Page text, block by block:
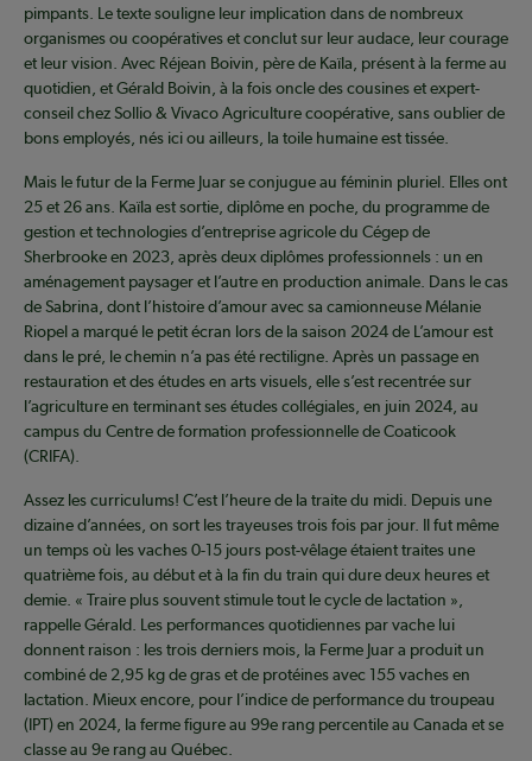
pimpants. Le texte souligne leur implication dans de nombreux
organismes ou coopératives et conclut sur leur audace, leur courage
et leur vision. Avec Réjean Boivin, père de Kaïla, présent à la ferme au
quotidien, et Gérald Boivin, à la fois oncle des cousines et expert-
conseil chez Sollio & Vivaco Agriculture coopérative, sans oublier de
bons employés, nés ici ou ailleurs, la toile humaine est tissée.
Mais le futur de la Ferme Juar se conjugue au féminin pluriel. Elles ont
25 et 26 ans. Kaïla est sortie, diplôme en poche, du programme de
gestion et technologies d’entreprise agricole du Cégep de
Sherbrooke en 2023, après deux diplômes professionnels : un en
aménagement paysager et l’autre en production animale. Dans le cas
de Sabrina, dont l’histoire d’amour avec sa camionneuse Mélanie
Riopel a marqué le petit écran lors de la saison 2024 de L’amour est
dans le pré, le chemin n’a pas été rectiligne. Après un passage en
restauration et des études en arts visuels, elle s’est recentrée sur
l’agriculture en terminant ses études collégiales, en juin 2024, au
campus du Centre de formation professionnelle de Coaticook
(CRIFA).
Assez les curriculums! C’est l’heure de la traite du midi. Depuis une
dizaine d’années, on sort les trayeuses trois fois par jour. Il fut même
un temps où les vaches 0-15 jours post-vêlage étaient traites une
quatrième fois, au début et à la fin du train qui dure deux heures et
demie. « Traire plus souvent stimule tout le cycle de lactation »,
rappelle Gérald. Les performances quotidiennes par vache lui
donnent raison : les trois derniers mois, la Ferme Juar a produit un
combiné de 2,95 kg de gras et de protéines avec 155 vaches en
lactation. Mieux encore, pour l’indice de performance du troupeau
(IPT) en 2024, la ferme figure au 99e rang percentile au Canada et se
classe au 9e rang au Québec.